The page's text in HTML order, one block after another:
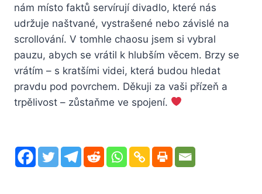
nám místo faktů servírují divadlo, které nás
udržuje naštvané, vystrašené nebo závislé na
scrollování. V tomhle chaosu jsem si vybral
pauzu, abych se vrátil k hlubším věcem. Brzy se
vrátím – s kratšími videi, která budou hledat
pravdu pod povrchem. Děkuji za vaši přízeň a
trpělivost – zůstaňme ve spojení.